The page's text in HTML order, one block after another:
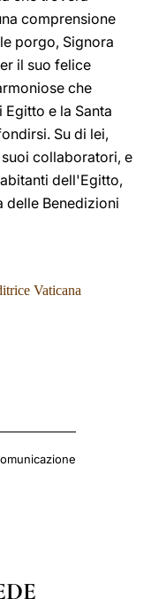
comprensione
porgo, Signora
il suo felice
che
e la Santa
Su di lei,
collaboratori, e
dell'Egitto,
Benedizioni
Vaticana